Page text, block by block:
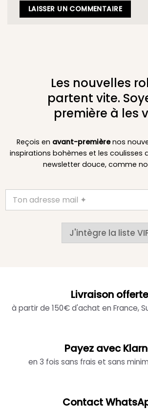
Les nouvelles
partent vite.
première à les
Reçois en avant-premièrenos
inspirations bohèmes et les coulisses
newsletter douce, comme
J'intègre la liste
Livraison offerte
à partir de 150€ d'achat en France,
Payez avec
en 3 fois sans frais et sans
Contact